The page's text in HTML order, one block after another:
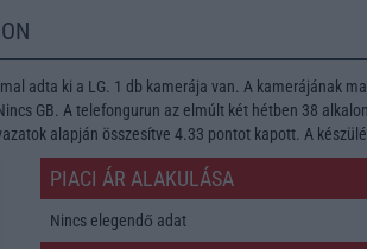
adta ki a LG. 1 db kamerája van. A kamerájának
GB. A telefongurun az elmúlt két hétben 38
alapján összesítve 4.33 pontot kapott. A
PIACI ÁR ALAKULÁSA
Nincs elegendő adat